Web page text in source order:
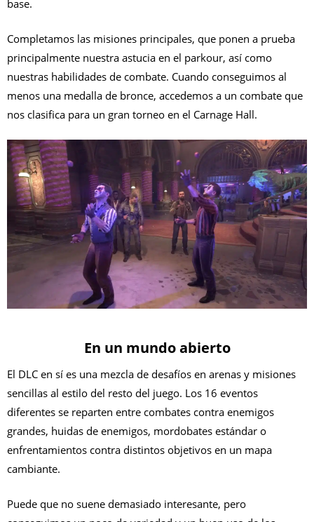
base.
Completamos las misiones principales, que ponen a prueba
principalmente nuestra astucia en el parkour, así como
nuestras habilidades de combate. Cuando conseguimos al
menos una medalla de bronce, accedemos a un combate que
nos clasifica para un gran torneo en el Carnage Hall.
En un mundo abierto
El DLC en sí es una mezcla de desafíos en arenas y misiones
sencillas al estilo del resto del juego. Los 16 eventos
diferentes se reparten entre combates contra enemigos
grandes, huidas de enemigos, mordobates estándar o
enfrentamientos contra distintos objetivos en un mapa
cambiante.
Puede que no suene demasiado interesante, pero